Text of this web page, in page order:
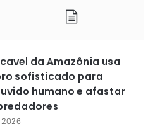
da Amazônia usa
sofisticado para
humano e afastar
2026